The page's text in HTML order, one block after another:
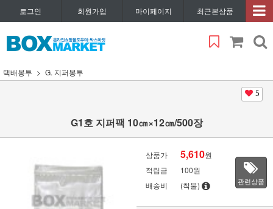
로그인 회원가입 마이페이지 최근본상품
택배봉투 G. 지퍼봉투
5
G1호 지퍼팩 10㎝×12㎝/500장
상품가 5,610원
적립금
100원
배송비
(착불) 관련상품